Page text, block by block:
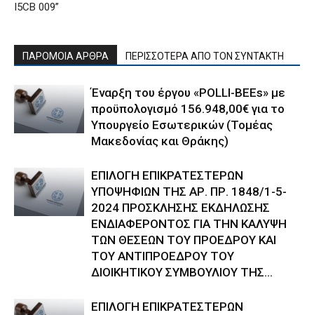
I5CB 009”
ΠΑΡΟΜΟΙΑ ΑΡΘΡΑ ΠΕΡΙΣΣΟΤΕΡΑ ΑΠΟ ΤΟΝ ΣΥΝΤΑΚΤΗ
Έναρξη του έργου «POLLI-BEEs» με
προϋπολογισμό 156.948,00€ για το
Υπουργείο Εσωτερικών (Τομέας
Μακεδονίας και Θράκης)
ΕΠΙΛΟΓΗ ΕΠΙΚΡΑΤΕΣΤΕΡΩΝ
ΥΠΟΨΗΦΙΩΝ ΤΗΣ ΑΡ. ΠΡ. 1848/1-5-
2024 ΠΡΟΣΚΛΗΣΗΣ ΕΚΔΗΛΩΣΗΣ
ΕΝΔΙΑΦΕΡΟΝΤΟΣ ΓΙΑ ΤΗΝ ΚΑΛΥΨΗ
ΤΩΝ ΘΕΣΕΩΝ ΤΟΥ ΠΡΟΕΔΡΟΥ ΚΑΙ
ΤΟΥ ΑΝΤΙΠΡΟΕΔΡΟΥ ΤΟΥ
ΔΙΟΙΚΗΤΙΚΟΥ ΣΥΜΒΟΥΛΙΟΥ ΤΗΣ...
ΕΠΙΛΟΓΗ ΕΠΙΚΡΑΤΕΣΤΕΡΩΝ